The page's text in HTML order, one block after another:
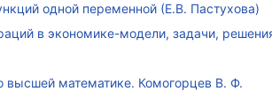
одной переменной (Е.В. Пастухова)
в экономике-модели, задачи,
высшей математике. Комогорцев В. Ф.